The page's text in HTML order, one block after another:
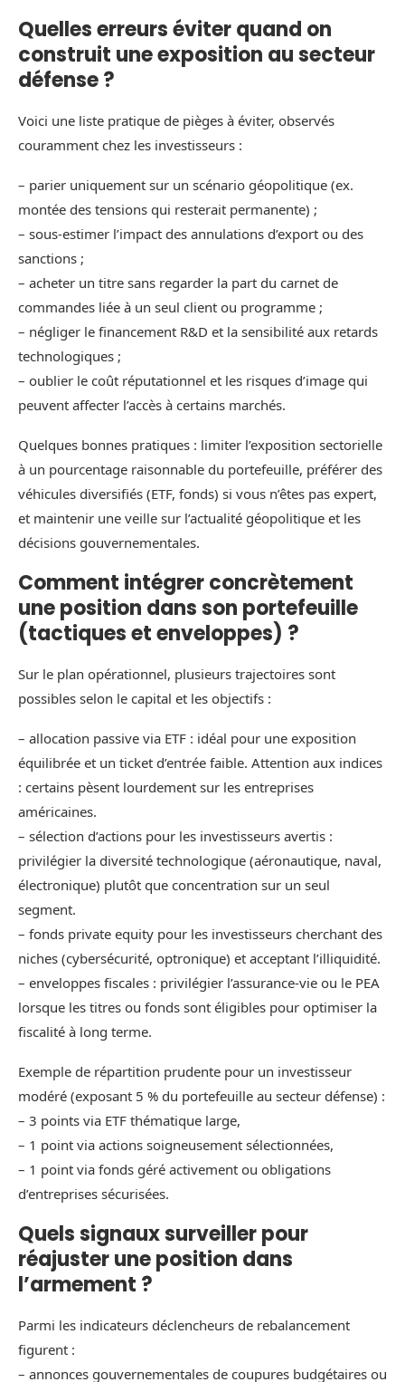
Quelles erreurs éviter quand on
construit une exposition au secteur
défense ?
Voici une liste pratique de pièges à éviter, observés
couramment chez les investisseurs :
– parier uniquement sur un scénario géopolitique (ex.
montée des tensions qui resterait permanente) ;
– sous-estimer l’impact des annulations d’export ou des
sanctions ;
– acheter un titre sans regarder la part du carnet de
commandes liée à un seul client ou programme ;
– négliger le financement R&D et la sensibilité aux retards
technologiques ;
– oublier le coût réputationnel et les risques d’image qui
peuvent affecter l’accès à certains marchés.
Quelques bonnes pratiques : limiter l’exposition sectorielle
à un pourcentage raisonnable du portefeuille, préférer des
véhicules diversifiés (ETF, fonds) si vous n’êtes pas expert,
et maintenir une veille sur l’actualité géopolitique et les
décisions gouvernementales.
Comment intégrer concrètement
une position dans son portefeuille
(tactiques et enveloppes) ?
Sur le plan opérationnel, plusieurs trajectoires sont
possibles selon le capital et les objectifs :
– allocation passive via ETF : idéal pour une exposition
équilibrée et un ticket d’entrée faible. Attention aux indices
: certains pèsent lourdement sur les entreprises
américaines.
– sélection d’actions pour les investisseurs avertis :
privilégier la diversité technologique (aéronautique, naval,
électronique) plutôt que concentration sur un seul
segment.
– fonds private equity pour les investisseurs cherchant des
niches (cybersécurité, optronique) et acceptant l’illiquidité.
– enveloppes fiscales : privilégier l’assurance-vie ou le PEA
lorsque les titres ou fonds sont éligibles pour optimiser la
fiscalité à long terme.
Exemple de répartition prudente pour un investisseur
modéré (exposant 5 % du portefeuille au secteur défense) :
– 3 points via ETF thématique large,
– 1 point via actions soigneusement sélectionnées,
– 1 point via fonds géré activement ou obligations
d’entreprises sécurisées.
Quels signaux surveiller pour
réajuster une position dans
l’armement ?
Parmi les indicateurs déclencheurs de rebalancement
figurent :
– annonces gouvernementales de coupures budgétaires ou